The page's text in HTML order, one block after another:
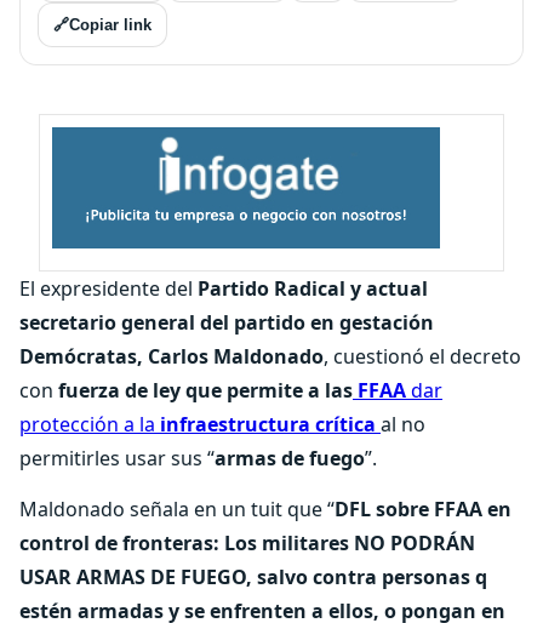
🔗Copiar link
El expresidente del Partido Radical y actual
secretario general del partido en gestación
Demócratas, Carlos Maldonado, cuestionó el decreto
con fuerza de ley que permite a las FFAAdar
protección a la infraestructura crítica al no
permitirles usar sus “armas de fuego”.
Maldonado señala en un tuit que “DFL sobre FFAA en
control de fronteras: Los militares NO PODRÁN
USAR ARMAS DE FUEGO, salvo contra personas q
estén armadas y se enfrenten a ellos, o pongan en